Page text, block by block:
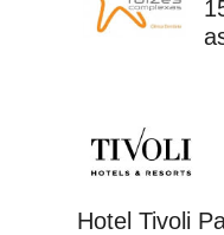
Hotel Tivoli